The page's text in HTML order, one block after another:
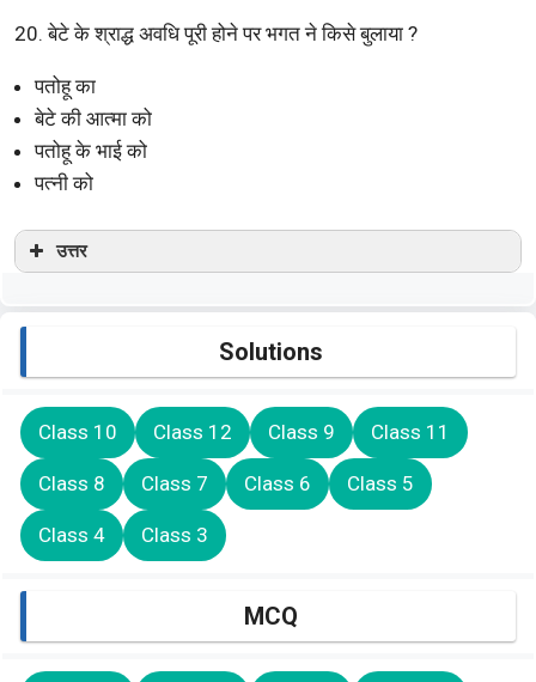
20. बेटे के श्राद्ध अवधि पूरी होने पर भगत ने किसे बुलाया ?
पतोहू का
बेटे की आत्मा को
पतोहू के भाई को
पत्नी को
उत्तर
Solutions
Class 10 Class 12 Class 9 Class 11
Class 8 Class 7 Class 6 Class 5
Class 4 Class 3
MCQ